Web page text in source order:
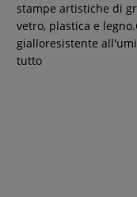
stampe artistiche di
vetro, plastica e
gialloresistente
tutto